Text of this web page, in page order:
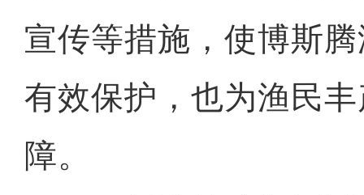
宣传等措施，使博斯
有效保护，也为渔民
障。
成群高原盘羊现身新